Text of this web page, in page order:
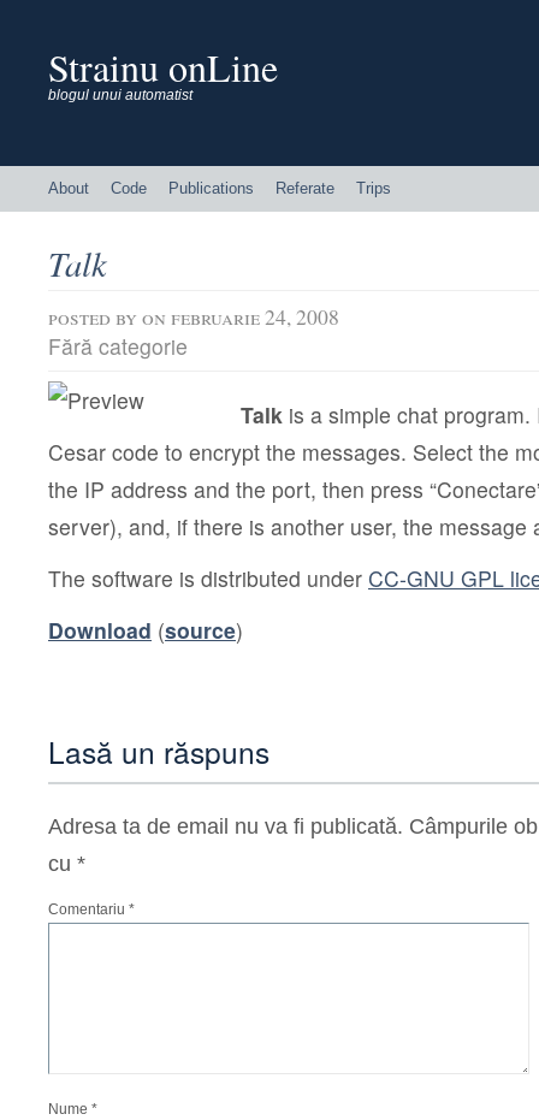
Strainu onLine
blogul unui automatist
About Code Publications Referate Trips
Talk
posted by on februarie 24, 2008
Fără categorie
Talk is a simple chat
Cesar code to encrypt the messages. Select the
the IP address and the port, then press
server), and, if there is another user, the message
The software is distributed under CC-GNU GPL
Download (source)
Lasă un răspuns
Adresa ta de email nu va fi publicată. Câmpurile
cu *
Comentariu *
Nume *